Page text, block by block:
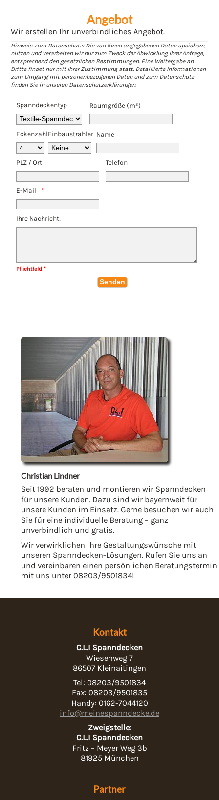
Angebot
Wir erstellen Ihr unverbindliches Angebot.
Hinweis zum Datenschutz: Die von Ihnen angegebenen Daten speichern,
nutzen und verarbeiten wir nur zum Zweck der Abwicklung Ihrer Anfrage,
entsprechend den gesetzlichen Bestimmungen. Eine Weitergabe an
Dritte findet nur mit Ihrer Zustimmung statt. Detaillierte Informationen
zum Umgang mit personenbezogenen Daten und zum Datenschutz
finden Sie in unseren Datenschutzerklärungen.
Spanndeckentyp Raumgröße (m²)
EckenzahlEinbaustrahler Name
PLZ / Ort Telefon
E-Mail
Ihre Nachricht:
Pflichtfeld *
Christian Lindner
Seit 1992 beraten und montieren wir Spanndecken
für unsere Kunden. Dazu sind wir bayernweit für
unsere Kunden im Einsatz. Gerne besuchen wir auch
Sie für eine individuelle Beratung – ganz
unverbindlich und gratis.
Wir verwirklichen Ihre Gestaltungswünsche mit
unseren Spanndecken-Lösungen. Rufen Sie uns an
und vereinbaren einen persönlichen Beratungstermin
mit uns unter 08203/9501834!
Kontakt
C.L.I Spanndecken
Wiesenweg 7
86507 Kleinaitingen
Tel: 08203/9501834
Fax: 08203/9501835
Handy: 0162-7044120
info@meinespanndecke.de
Zweigstelle:
C.L.I Spanndecken
Fritz – Meyer Weg 3b
81925 München
Partner